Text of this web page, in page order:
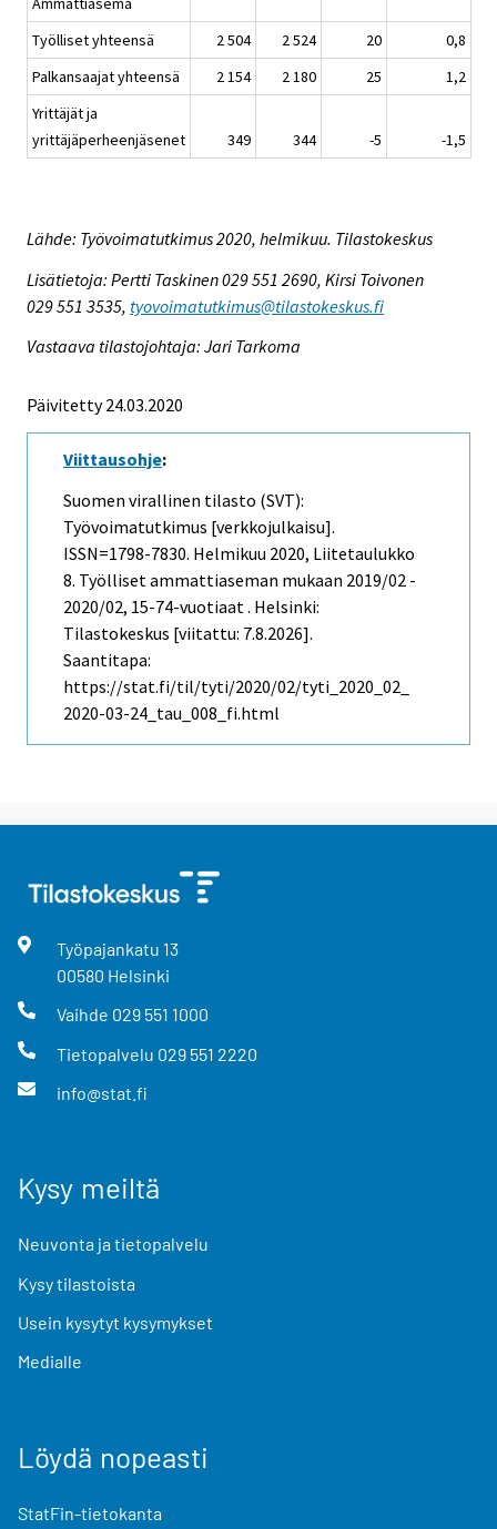
Työlliset yhteensä
2 504 2 524 20
0,8
Palkansaajat yhteensä
2 154 2 180 25
1,2
Yrittäjät ja
yrittäjäperheenjäsenet
349 344 -5 -1,5
Lähde: Työvoimatutkimus 2020, helmikuu. Tilastokeskus
Lisätietoja: Pertti Taskinen 029 551 2690, Kirsi Toivonen
029 551 3535, tyovoimatutkimus@tilastokeskus.fi
Vastaava tilastojohtaja: Jari Tarkoma
Päivitetty 24.03.2020
Viittausohje:
Suomen virallinen tilasto (SVT):
Työvoimatutkimus [verkkojulkaisu].
ISSN=1798-7830. Helmikuu 2020, Liitetaulukko
8. Työlliset ammattiaseman mukaan 2019/02 -
2020/02, 15-74-vuotiaat . Helsinki:
Tilastokeskus [viitattu: 7.8.2026].
Saantitapa:
https://stat.fi/til/tyti/2020/02/tyti_2020_02_
2020-03-24_tau_008_fi.html
Työpajankatu 13
00580 Helsinki
Vaihde 029 551 1000
Tietopalvelu 029 551 2220
info@stat.fi
Kysy meiltä
Neuvonta ja tietopalvelu
Kysy tilastoista
Usein kysytyt kysymykset
Medialle
Löydä nopeasti
StatFin-tietokanta